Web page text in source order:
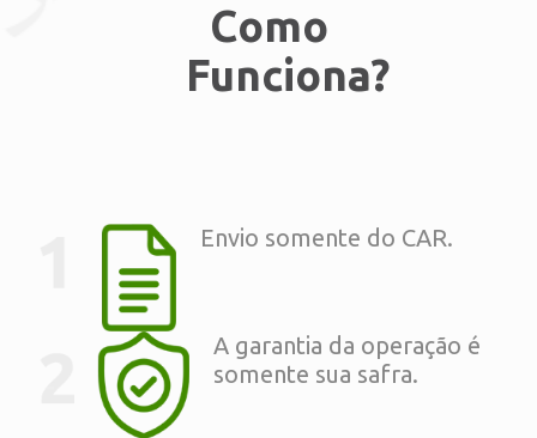
Como
Funciona?
Envio somente do CAR.
A garantia da operação é
somente sua safra.